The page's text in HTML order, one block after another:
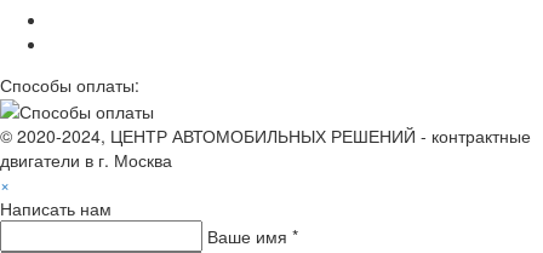
Способы оплаты:
© 2020-2024, ЦЕНТР АВТОМОБИЛЬНЫХ РЕШЕНИЙ - контрактные
двигатели в г. Москва
×
Написать нам
Ваше имя *